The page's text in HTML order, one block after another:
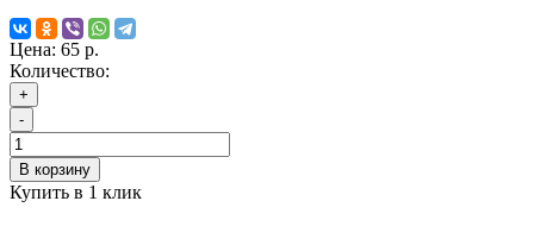
Цена: 65 р.
Количество:
+
-
В корзину
Купить в 1 клик